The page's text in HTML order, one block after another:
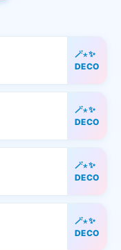
🪄⋆✨
DECO
🪄⋆✨
DECO
🪄⋆✨
DECO
🪄⋆✨
DECO